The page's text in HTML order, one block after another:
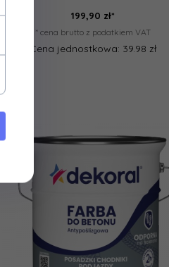
199,90 zł*
* cena brutto z podatkiem VAT
Cena jednostkowa: 39.98 zł